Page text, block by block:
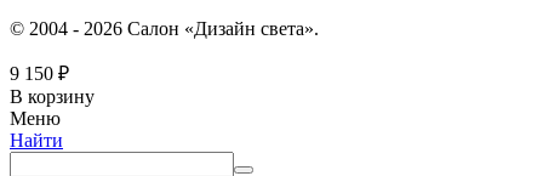
© 2004 - 2026 Салон «Дизайн света».
9 150 ₽
В корзину
Меню
Найти